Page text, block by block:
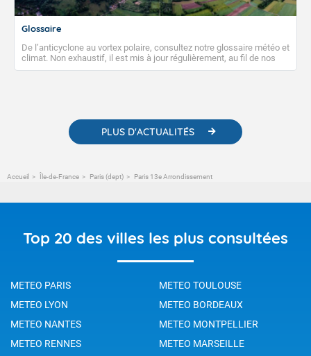
Glossaire
De l’anticyclone au vortex polaire, consultez notre glossaire météo et
climat. Non exhaustif, il est mis à jour régulièrement, au fil de nos
publications. Vous y trouverez également des liens utiles vers nos
PLUS D'ACTUALITÉS
Accueil Île-de-France Paris (dept) Paris 13e Arrondissement
Top 20 des villes les plus consultées
METEO PARIS
METEO TOULOUSE
METEO LYON
METEO BORDEAUX
METEO NANTES
METEO MONTPELLIER
METEO RENNES
METEO MARSEILLE